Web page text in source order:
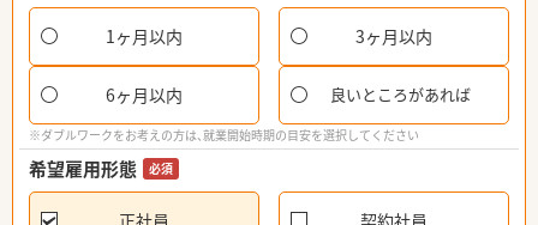
1ヶ月以内 3ヶ月以内
6ヶ月以内 良いところがあれば
※ダブルワークをお考えの方は、就業開始時期の目安を選択してください
希望雇用形態 必須